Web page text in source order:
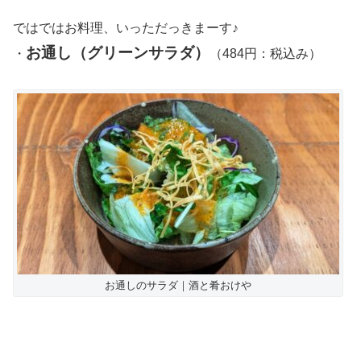
ではではお料理、いっただっきまーす♪
・ お通し（グリーンサラダ） （484円：税込み）
お通しのサラダ｜酒と肴おけや